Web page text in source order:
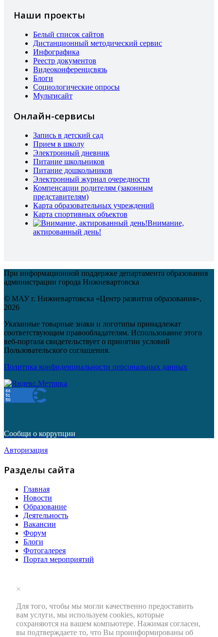
Наши проекты
Белый список сайтов
Дистанционный методический сервис
Инфографика
Реестр документов
Видеоконференцсвязь
Блоги
Социологические опросы
Мультисайт
Онлайн-сервисы
Запись в детский сад
Прием в школу
Электронный дневник
Питание школьников
Питание дошкольников
Электронный журнал очередности
Компенсации родителям (законным
представителям)
Карта образовательных учреждений
Карта спортивных объектов
Внимание,
актированный день!
При информационной поддержке департамента образования
администрации города Нижневартовска
© МАУ г. Нижневартовска «Центр развития образования»,
2026
Указанные товарные знаки и логотипы принадлежат
соответствующим правообладателям. Использование этого
веб-портала свидетельствует о принятии условий
Пользовательского соглашения.
Политика конфиденциальности персональных данных
Сообщи о коррупции
Авторизация
Разделы сайта
Главная
Новости
Образование
Деятельность
Вакансии
Форум
Блоги
Фотогалерея
Портал мероприятий
×
Для того, чтобы мы могли качественно предоставить
вам услуги, мы используем cookies, которые
сохраняются на вашем компьютере. Нажимая согласен,
вы подтверждаете то, что Вы проинформированы об